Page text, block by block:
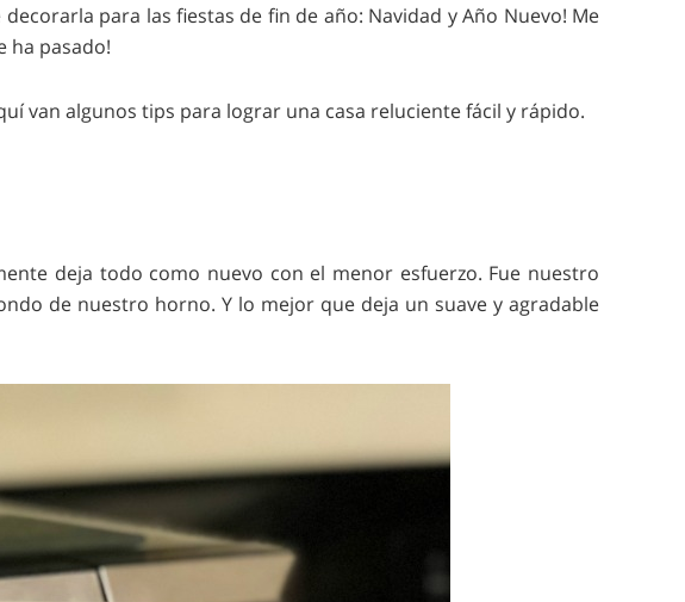
para las fiestas de fin de año: Navidad y Año Nuevo! Me
ha pasado!
van algunos tips para lograr una casa reluciente fácil y rápido.
deja todo como nuevo con el menor esfuerzo. Fue nuestro
de nuestro horno. Y lo mejor que deja un suave y agradable